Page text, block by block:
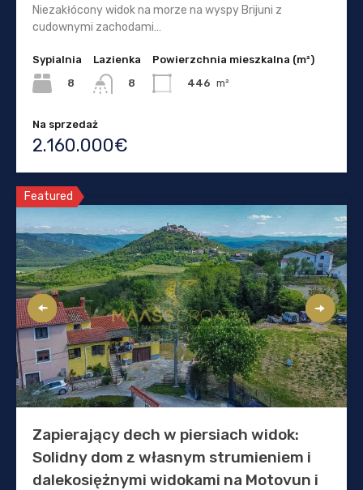
Niezakłócony widok na morze na wyspy Brijuni z
cudownymi zachodami…
Sypialnia
8
Lazienka
8
Powierzchnia mieszkalna (m²)
446 m²
Na sprzedaż
2.160.000€
Featured
Zapierający dech w piersiach widok:
Solidny dom z własnym strumieniem i
dalekosiężnymi widokami na Motovun i